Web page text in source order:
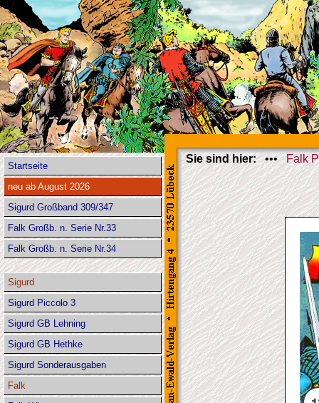
Startseite
neu ab August 2026
Sigurd Großband 309/347
Falk Großb. n. Serie Nr.33
Falk Großb. n. Serie Nr.34
Sigurd
Sigurd Piccolo 3
Sigurd GB Lehning
Sigurd GB Hethke
Sigurd Sonderausgaben
Falk
Sie sind hier:•••Falk